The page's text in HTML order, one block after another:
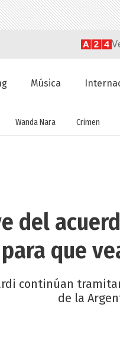
Música
Wanda Nara Crimen
del
para que
continúan
de la